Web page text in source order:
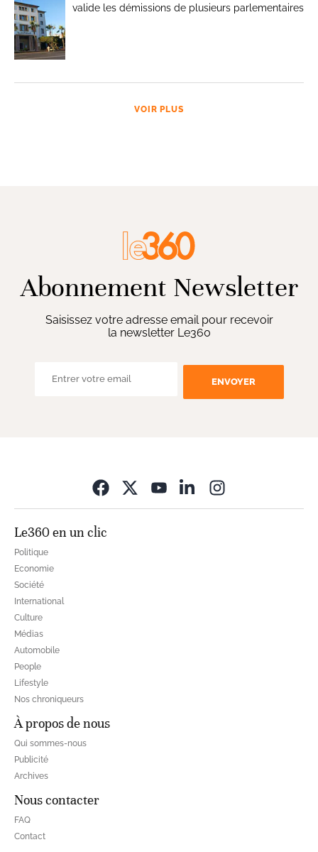
valide les démissions de plusieurs parlementaires
VOIR PLUS
Abonnement Newsletter
Saisissez votre adresse email pour recevoir
la newsletter Le360
ENVOYER
Le360 en un clic
Politique
Economie
Société
International
Culture
Médias
Automobile
People
Lifestyle
Nos chroniqueurs
À propos de nous
Qui sommes-nous
Publicité
Archives
Nous contacter
FAQ
Contact